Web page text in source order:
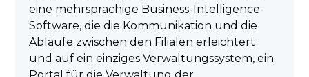
eine mehrsprachige Business-Intelligence-
Software, die die Kommunikation und die
Abläufe zwischen den Filialen erleichtert
und auf ein einziges Verwaltungssystem, ein
Portal für die Verwaltung der